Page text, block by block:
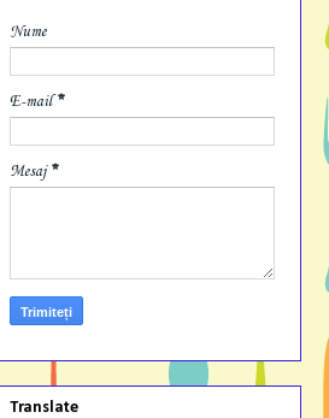
Nume
E-mail *
Mesaj *
Translate